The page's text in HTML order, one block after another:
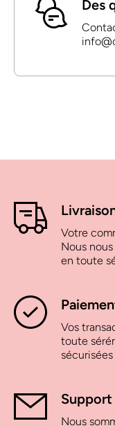
Des
Votre
Nous
en toute
Vos
toute
Nous